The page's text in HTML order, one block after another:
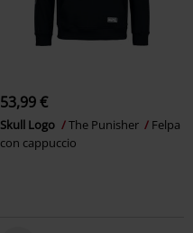
53,99 €
Skull Logo The Punisher
Felpa
con cappuccio